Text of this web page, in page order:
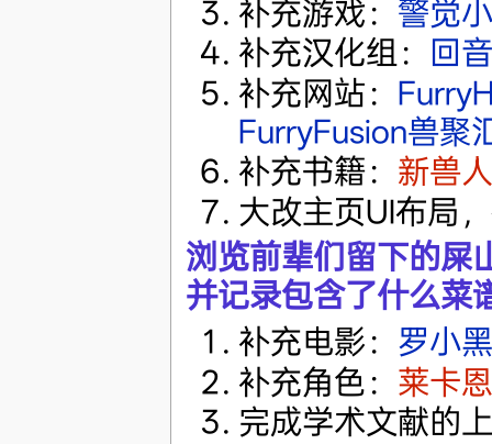
补充游戏： 警觉
补充汉化组： 回
补充网站：
FurryFusion兽聚
补充书籍： 新兽
大改主页UI布局
浏览前辈们留下的屎
并记录包含了什么菜
补充电影： 罗小
补充角色： 莱卡恩
完成学术文献的